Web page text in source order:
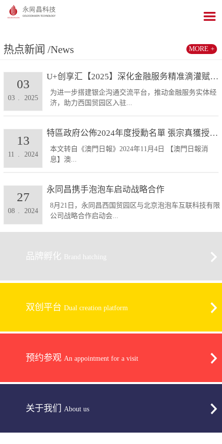
热点新闻 /News
U+创享汇【2025】深化金融服务精准滴灌赋能发展...
为进一步搭建银企沟通交流平台，推动金融服务实体经
济，助力西国贸园区入驻...
03 2025
03
特區政府公佈2024年度授勳名單 張宗真獲授予專業...
本文转自《澳門日報》2024年11月4日 【澳門日報消
息】澳...
11 2024
13
永同昌携手泡泡车启动战略合作
8月21日，永同昌西国贸园区与北京泡泡车互联科技有限
公司战略合作启动会...
08 . 2024
27
MORE +
品牌孵化 Brand hatching
双创平台 Dual creation platform
预约参观 An appointment for a visit
关于我们 About us